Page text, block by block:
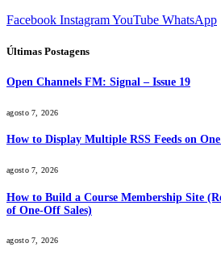
Facebook InstagramYouTube WhatsApp
Últimas Postagens
Open Channels FM: Signal – Issue 19
agosto 7, 2026
How to Display Multiple RSS Feeds on
agosto 7, 2026
How to Build a Course Membership Site
of One-Off Sales)
agosto 7, 2026